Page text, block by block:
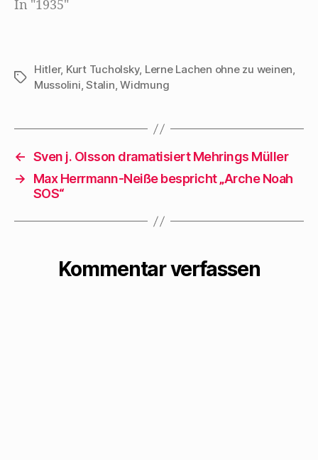
immer noch im
In "1935"
Schlagwörter
Hitler, Kurt Tucholsky, Lerne Lachen ohne zu weinen,
Mussolini,Stalin,Widmung
← Sven j. Olsson dramatisiert Mehrings Müller
→
Max Herrmann-Neiße bespricht „Arche Noah
SOS“
Kommentar verfassen